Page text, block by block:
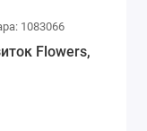
1083066
Flowers,